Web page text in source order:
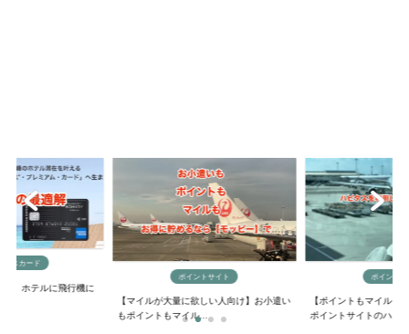
クスカード
】ホテルに飛行機に
ポイントサイト
【マイルが大量に欲しい人向け】お小遣い
もポイントもマイル...
ポイント
【ポイントもマイルも
ポイントサイトのハ...